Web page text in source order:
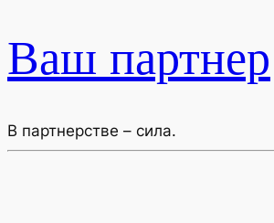
Ваш партнер
В партнерстве – сила.